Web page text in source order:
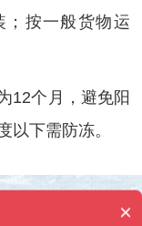
；按一般货物运
12个月，避免阳
以下需防冻。
消泡剂有哪些种类？
你们是怎么收费的呢？
×